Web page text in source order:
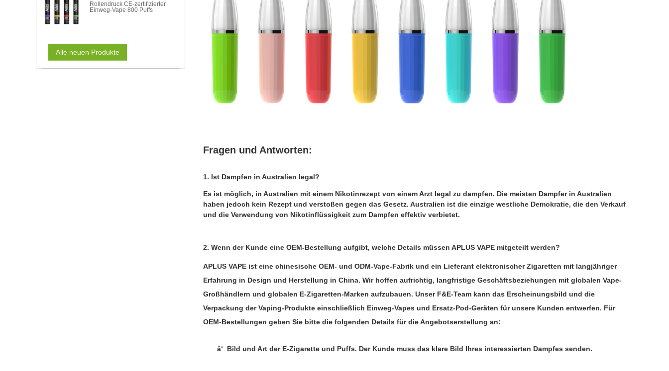
Rollendruck CE-zertifizierter
Einweg-Vape 800 Puffs
Alle neuen Produkte
Fragen und Antworten:
1. Ist Dampfen in Australien legal?
Es ist möglich, in Australien mit einem Nikotinrezept von einem Arzt legal zu dampfen. Die meisten Dampfer in Australien
haben jedoch kein Rezept und verstoßen gegen das Gesetz. Australien ist die einzige westliche Demokratie, die den Verkauf
und die Verwendung von Nikotinflüssigkeit zum Dampfen effektiv verbietet.
2. Wenn der Kunde eine OEM-Bestellung aufgibt, welche Details müssen APLUS VAPE mitgeteilt werden?
APLUS VAPE ist eine chinesische OEM- und ODM-Vape-Fabrik und ein Lieferant elektronischer Zigaretten mit langjähriger
Erfahrung in Design und Herstellung in China. Wir hoffen aufrichtig, langfristige Geschäftsbeziehungen mit globalen Vape-
Großhändlern und globalen E-Zigaretten-Marken aufzubauen. Unser F&E-Team kann das Erscheinungsbild und die
Verpackung der Vaping-Produkte einschließlich Einweg-Vapes und Ersatz-Pod-Geräten für unsere Kunden entwerfen. Für
OEM-Bestellungen geben Sie bitte die folgenden Details für die Angebotserstellung an:
â‘ Bild und Art der E-Zigarette und Puffs. Der Kunde muss das klare Bild Ihres interessierten Dampfes senden.